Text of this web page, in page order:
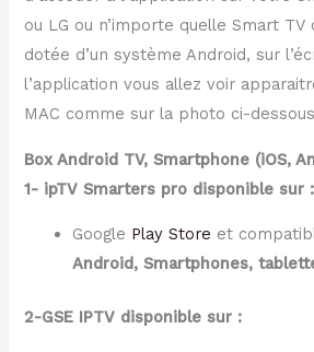
ou LG ou n’importe quelle Smart TV
dotée d’un système Android, sur
l’application vous allez voir
MAC comme sur la photo ci-
Box Android TV, Smartphone (iOS,
1- ipTV Smarters pro disponible sur :
Google Play Store et
Android, Smartphones,
2-GSE IPTV disponible sur :